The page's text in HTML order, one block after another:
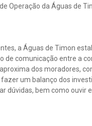
Operação da Águas de
a Águas de Timon
de comunicação entre a
dos moradores,
um balanço dos
dúvidas, bem como ouvir